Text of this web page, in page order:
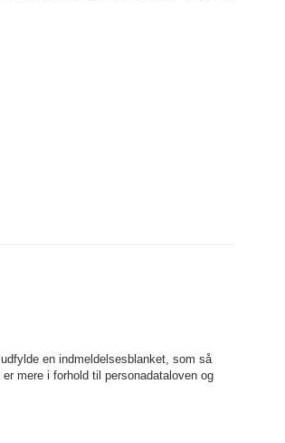
en indmeldelsesblanket, som så
mere i forhold til personadataloven og